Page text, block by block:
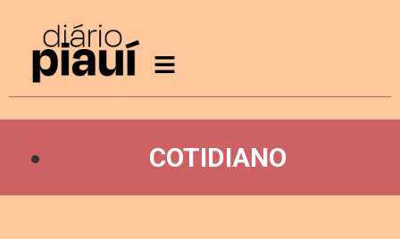
COTIDIANO